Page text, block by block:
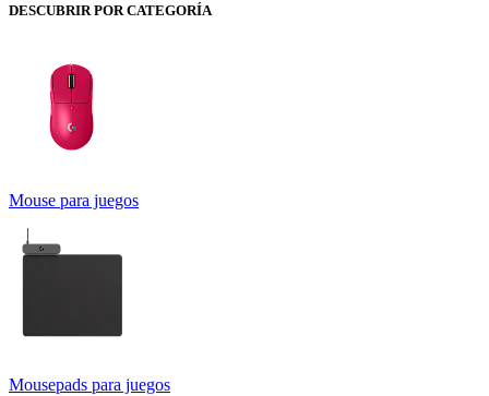
DESCUBRIR POR CATEGORÍA
Mouse para juegos
Mousepads para juegos